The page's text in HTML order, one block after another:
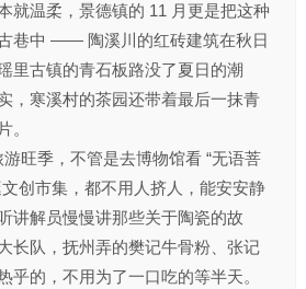
就温柔，景德镇的 11 月更是把这种
巷中 —— 陶溪川的红砖建筑在秋日
里古镇的青石板路没了夏日的潮
，寒溪村的茶园还带着最后一抹青
。
旺季，不管是去博物馆看 “无语菩
创市集，都不用人挤人，能安安静
讲解员慢慢讲那些关于陶瓷的故
长队，抚州弄的樊记牛骨粉、张记
乎的，不用为了一口吃的等半天。